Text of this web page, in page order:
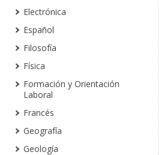
Electrónica
Español
Filosofía
Física
Formación y Orientación
Laboral
Francés
Geografía
Geología